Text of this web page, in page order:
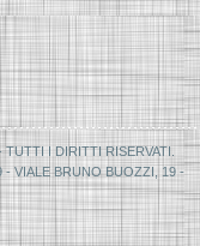
TUTTI I DIRITTI RISERVATI.
- VIALE BRUNO BUOZZI, 19 -